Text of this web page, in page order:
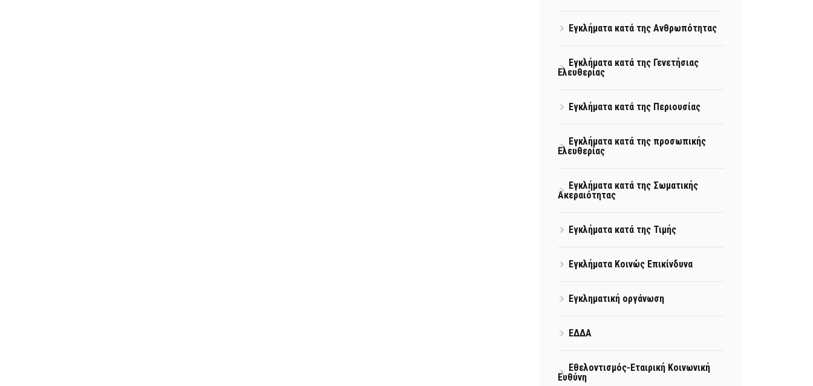
Εγκλήματα κατά της Ανθρωπότητας
Εγκλήματα κατά της Γενετήσιας
Ελευθερίας
Εγκλήματα κατά της Περιουσίας
Εγκλήματα κατά της προσωπικής
Ελευθερίας
Εγκλήματα κατά της Σωματικής
Ακεραιότητας
Εγκλήματα κατά της Τιμής
Εγκλήματα Κοινώς Επικίνδυνα
Εγκληματική οργάνωση
ΕΔΔΑ
Εθελοντισμός-Εταιρική Κοινωνική
Ευθύνη